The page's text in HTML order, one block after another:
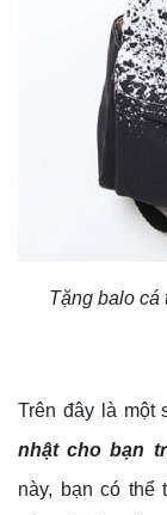
Tặng balo cá
Trên đây là
nhật cho bạn
này, bạn có thể